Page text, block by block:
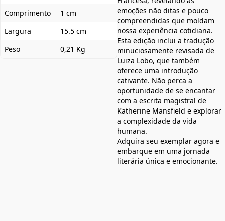
Comprimento
1 cm
Largura
15.5 cm
Peso
0,21 Kg
emoções não ditas e pouco
compreendidas que moldam
nossa experiência cotidiana.
Esta edição inclui a tradução
minuciosamente revisada de
Luiza Lobo, que também
oferece uma introdução
cativante. Não perca a
oportunidade de se encantar
com a escrita magistral de
Katherine Mansfield e explorar
a complexidade da vida
humana.
Adquira seu exemplar agora e
embarque em uma jornada
literária única e emocionante.